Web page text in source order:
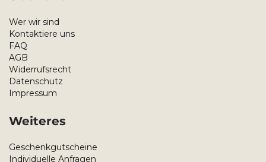
Wer wir sind
Kontaktiere uns
FAQ
AGB
Widerrufsrecht
Datenschutz
Impressum
Weiteres
Geschenkgutscheine
Individuelle Anfragen